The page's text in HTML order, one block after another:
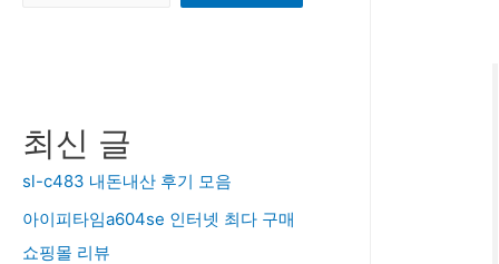
최신 글
sl-c483 내돈내산 후기 모음
아이피타임a604se 인터넷 최다 구매
쇼핑몰 리뷰